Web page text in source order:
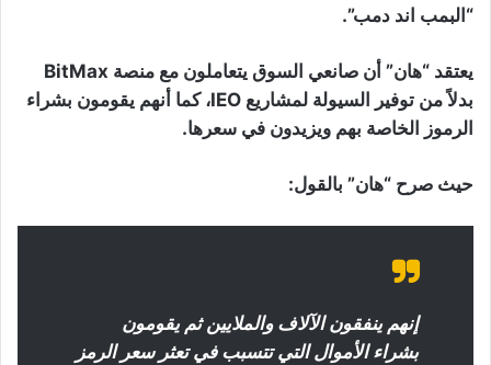
“البمب اند دمب”.
يعتقد “هان” أن صانعي السوق يتعاملون مع منصة BitMax
بدلاً من توفير السيولة لمشاريع IEO، كما أنهم يقومون بشراء
الرموز الخاصة بهم ويزيدون في سعرها.
حيث صرح “هان” بالقول:
إنهم ينفقون الآلاف والملايين ثم يقومون
بشراء الأموال التي تتسبب في تعثر سعر الرمز